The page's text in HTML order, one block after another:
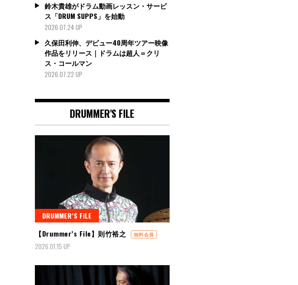
鈴木貴雄がドラム動画レッスン・サービ
ス「DRUM SUPPS」を始動
2026.07.24 UP
久保田利伸、デビュー40周年ツアー映像
作品をリリース｜ドラムは超人＝クリ
ス・コールマン
2026.07.22 UP
DRUMMER'S FILE
DRUMMER’S FILE
【Drummer’s File】則竹裕之
無料会員
2026.01.15 UP